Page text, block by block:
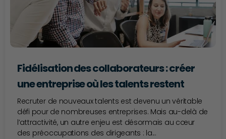
Fidélisation des collaborateurs : créer
une entreprise où les talents restent
Recruter de nouveaux talents est devenu un véritable
défi pour de nombreuses entreprises. Mais au-delà de
l’attractivité, un autre enjeu est désormais au cœur
des préoccupations des dirigeants : la...